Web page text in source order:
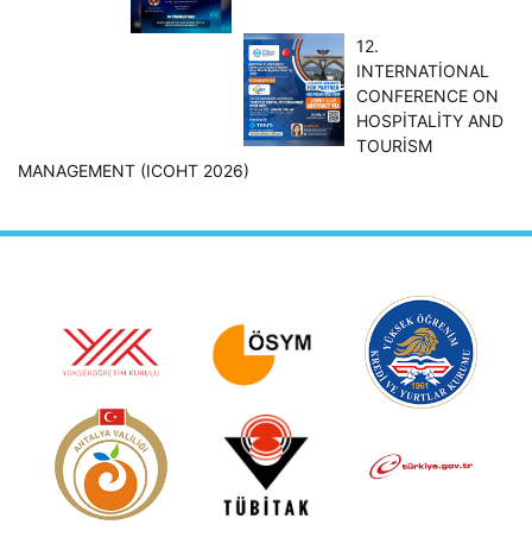
12.
INTERNATİONAL
CONFERENCE ON
HOSPİTALİTY AND
TOURİSM
MANAGEMENT (ICOHT 2026)